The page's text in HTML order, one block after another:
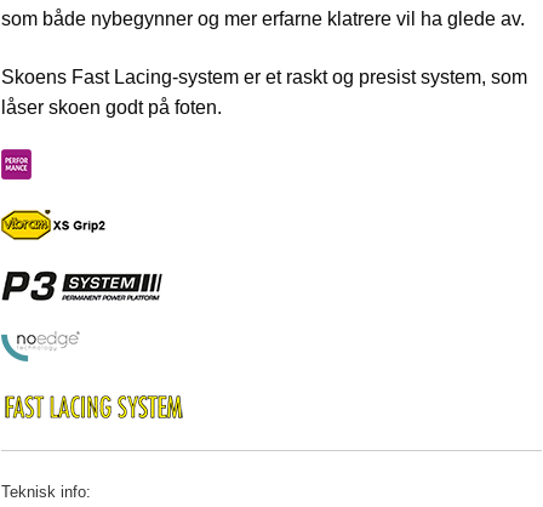
som både nybegynner og mer erfarne klatrere vil ha glede av.
Skoens Fast Lacing-system er et raskt og presist system, som
låser skoen godt på foten.
Teknisk info: